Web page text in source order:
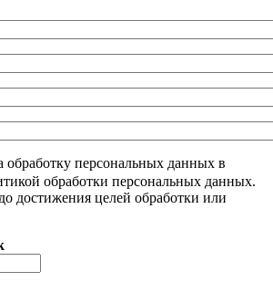
обработку персональных данных в
обработки персональных данных.
достижения целей обработки или